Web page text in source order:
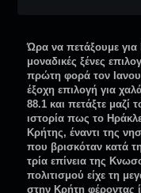
Ώρα να πετάξουμε
μοναδικές ξένες
πρώτη φορά τον
έξοχη επιλογή για
88.1 και πετάξτε μαζί
ιστορία πως το
Κρήτης, έναντι της
που βρισκόταν κατά
τρία επίνεια της
πολιτισμού είχε τη
στην Κρήτη φέροντας